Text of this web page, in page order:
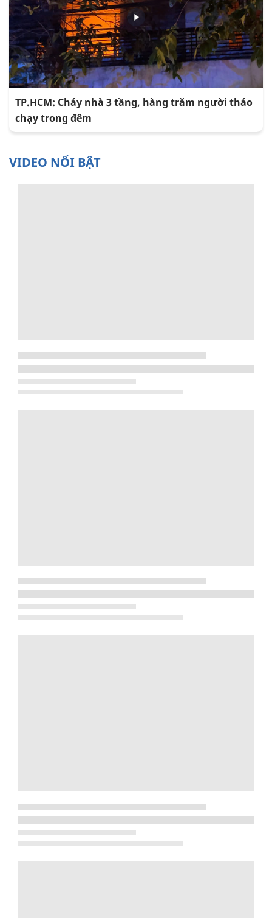
TP.HCM: Cháy nhà 3 tầng, hàng trăm người tháo
chạy trong đêm
VIDEO NỔI BẬT